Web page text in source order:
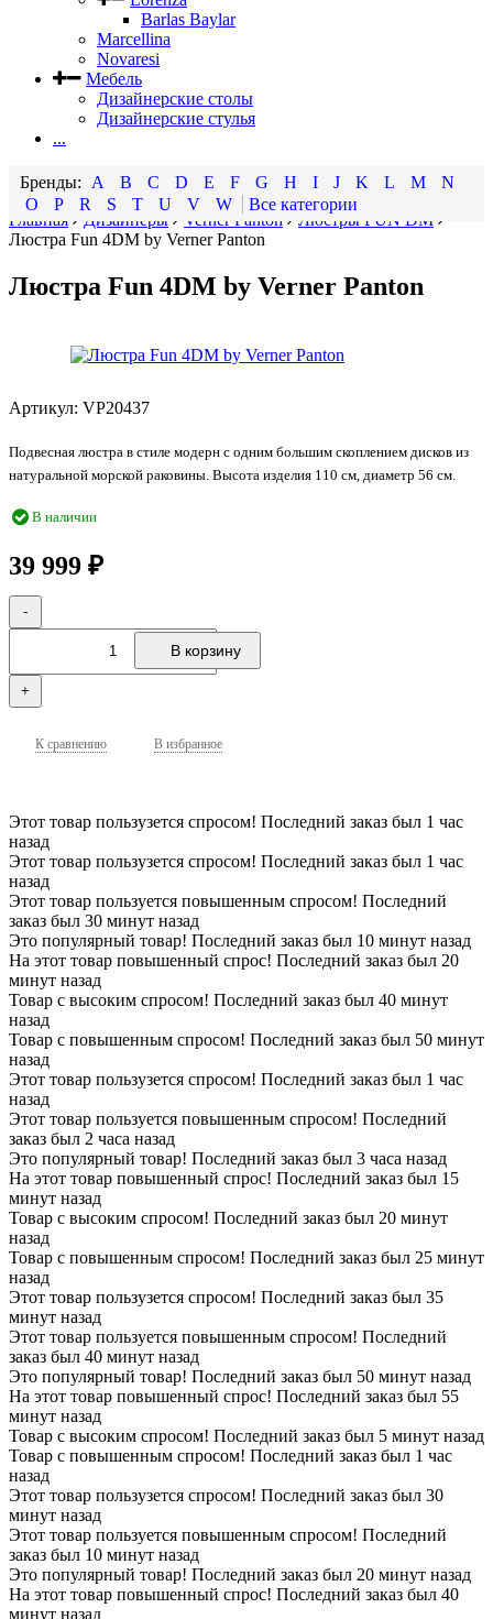
Barlas Baylar
Marcellina
Novaresi
Мебель
Дизайнерские столы
Дизайнерские стулья
...
A B C D E F G H I J K L M
N
O
P R S T U V W
Все категории
Главная
Дизайнеры Verner Panton
Люстры FUN DM
Люстра Fun 4DM by Verner Panton
Люстра Fun 4DM by Verner Panton
Артикул: VP20437
Подвесная люстра в стиле модерн с одним большим скоплением дисков из
натуральной морской раковины. Высота изделия 110 см, диаметр 56 см.
В наличии
39 999 ₽
-
+
В корзину
К сравнению В избранное
Этот товар пользузется спросом! Последний заказ был 1 час
назад
Этот товар пользузется спросом! Последний заказ был 1 час
назад
Этот товар пользуется повышенным спросом! Последний
заказ был 30 минут назад
Это популярный товар! Последний заказ был 10 минут назад
На этот товар повышенный спрос! Последний заказ был 20
минут назад
Товар с высоким спросом! Последний заказ был 40 минут
назад
Товар с повышенным спросом! Последний заказ был 50 минут
назад
Этот товар пользузется спросом! Последний заказ был 1 час
назад
Этот товар пользуется повышенным спросом! Последний
заказ был 2 часа назад
Это популярный товар! Последний заказ был 3 часа назад
На этот товар повышенный спрос! Последний заказ был 15
минут назад
Товар с высоким спросом! Последний заказ был 20 минут
назад
Товар с повышенным спросом! Последний заказ был 25 минут
назад
Этот товар пользузется спросом! Последний заказ был 35
минут назад
Этот товар пользуется повышенным спросом! Последний
заказ был 40 минут назад
Это популярный товар! Последний заказ был 50 минут назад
На этот товар повышенный спрос! Последний заказ был 55
минут назад
Товар с высоким спросом! Последний заказ был 5 минут назад
Товар с повышенным спросом! Последний заказ был 1 час
назад
Этот товар пользузется спросом! Последний заказ был 30
минут назад
Этот товар пользуется повышенным спросом! Последний
заказ был 10 минут назад
Это популярный товар! Последний заказ был 20 минут назад
На этот товар повышенный спрос! Последний заказ был 40
минут назад